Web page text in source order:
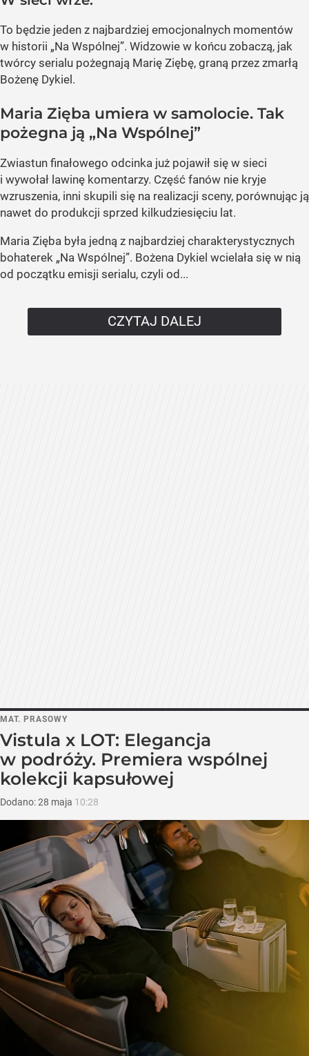
To będzie jeden z najbardziej emocjonalnych momentów
w historii „Na Wspólnej”. Widzowie w końcu zobaczą, jak
twórcy serialu pożegnają Marię Ziębę, graną przez zmarłą
Bożenę Dykiel.
Maria Zięba umiera w samolocie. Tak
pożegna ją „Na Wspólnej”
Zwiastun finałowego odcinka już pojawił się w sieci
i wywołał lawinę komentarzy. Część fanów nie kryje
wzruszenia, inni skupili się na realizacji sceny, porównując ją
nawet do produkcji sprzed kilkudziesięciu lat.
Maria Zięba była jedną z najbardziej charakterystycznych
bohaterek „Na Wspólnej”. Bożena Dykiel wcielała się w nią
od początku emisji serialu, czyli od...
CZYTAJ DALEJ
MAT. PRASOWY
Vistula x LOT: Elegancja
w podróży. Premiera wspólnej
kolekcji kapsułowej
Dodano:28 maja 10:28